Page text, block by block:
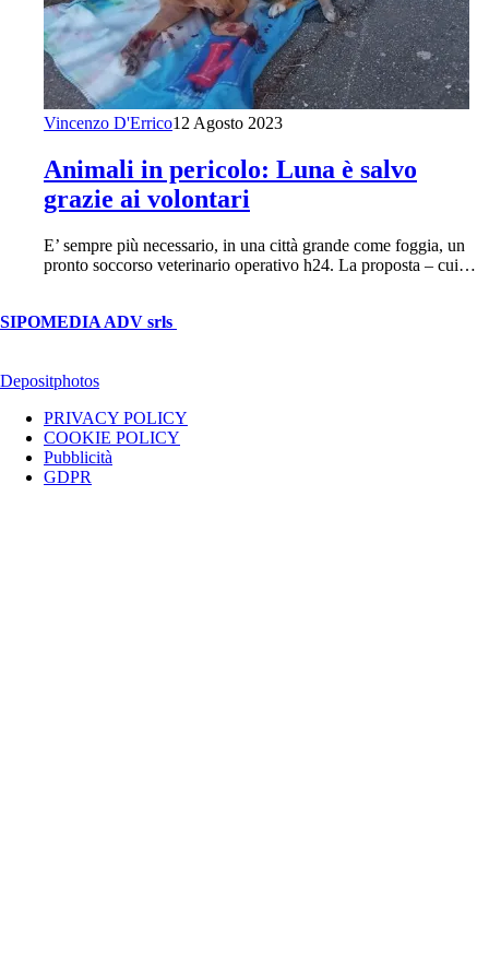
Vincenzo D'Errico12 Agosto 2023
Animali in pericolo: Luna è salvo
grazie ai volontari
E’ sempre più necessario, in una città grande come foggia, un
pronto soccorso veterinario operativo h24. La proposta – cui…
SIPOMEDIA ADV srls
Depositphotos
PRIVACY POLICY
COOKIE POLICY
Pubblicità
GDPR